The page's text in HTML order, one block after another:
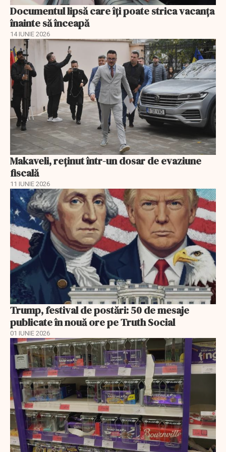
Documentul lipsă care îți poate strica vacanța
înainte să înceapă
14 IUNIE 2026
Makaveli, reţinut într-un dosar de evaziune
fiscală
11 IUNIE 2026
Trump, festival de postări: 50 de mesaje
publicate în nouă ore pe Truth Social
01 IUNIE 2026